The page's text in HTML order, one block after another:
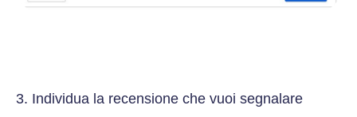
3. Individua la recensione che vuoi segnalare